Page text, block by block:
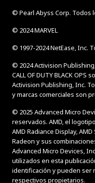
© Pearl Abyss Corp. Todos
© 2024 MARVEL
© 1997-2024 NetEase, Inc.
© 2024 Activision
CALL OF DUTY BLACK OPS
Activision Publishing, Inc.
y marcas comerciales son
© 2025 Advanced Micro
reservados. AMD, el
AMD Radiance Display,
Radeon y sus
Advanced Micro Devices,
utilizados en esta
identificación y pueden ser
respectivos propietarios.